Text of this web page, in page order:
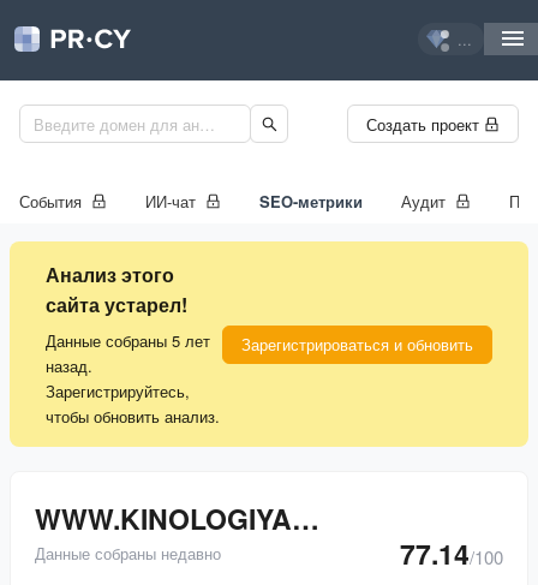
...
Создать проект
События ИИ-чат SEO-метрики Аудит
Анализ этого
сайта устарел!
Данные собраны 5 лет
назад.
Зарегистрируйтесь,
чтобы обновить анализ.
Зарегистрироваться и обновить
WWW.KINOLOGIYASARATOV.RU
Данные собраны недавно 77.14/100